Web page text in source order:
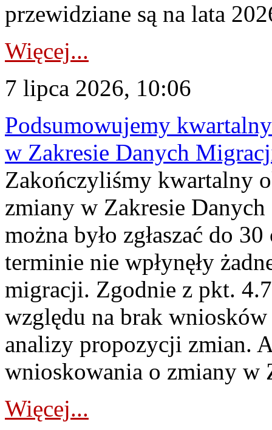
przewidziane są na lata
Więcej...
7 lipca 2026, 10:06
Podsumowujemy
w Zakresie Danych
Zakończyliśmy kwartalny
zmiany w Zakresie
można było zgłaszać do
terminie nie wpłynęły
migracji. Zgodnie z pkt.
względu na brak
analizy propozycji zmian.
wnioskowania o zmiany w
Więcej...